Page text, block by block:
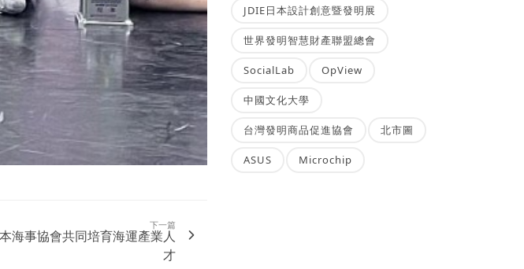
下一篇
海事協會共同培育海運產業人
才
JDIE日本設計創意暨發明展
世界發明智慧財產聯盟總會
SocialLab OpView
中國文化大學
台灣發明商品促進協會 北市圖
ASUS Microchip